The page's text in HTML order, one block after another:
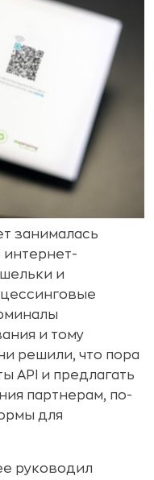
занималась
и
и тому
решили, что пора
API и предлагать
партнерам, по-
для
руководил